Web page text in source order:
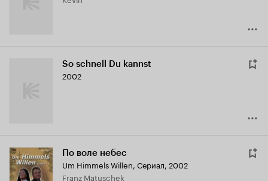
So schnell Du kannst
2002
По воле небес
Um Himmels Willen, Сериал, 2002
Franz Matuschek